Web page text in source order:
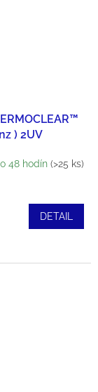
) 2UV
48 hodín (>25 ks)
DETAIL